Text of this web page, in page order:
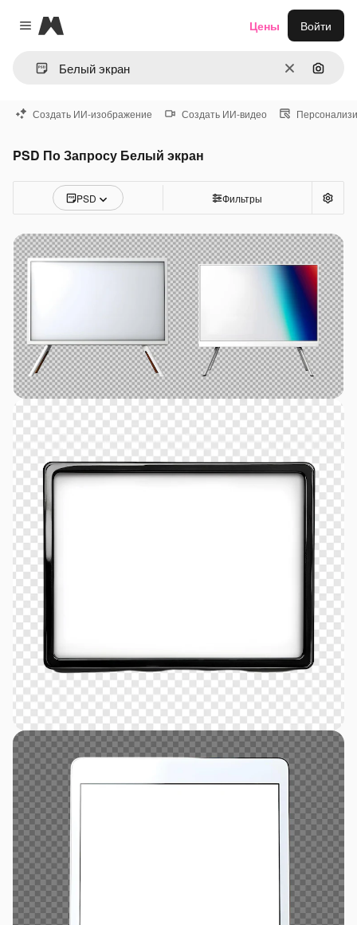
Close menu
Magnific
ОчиститьПоиск
Цены Войти
Создать ИИ-изображение Создать ИИ-видео
PSD По Запросу Белый экран
PSD Фильтры